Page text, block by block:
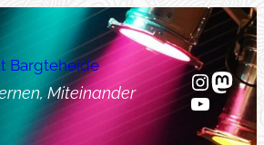
Bargteheide
Miteinander